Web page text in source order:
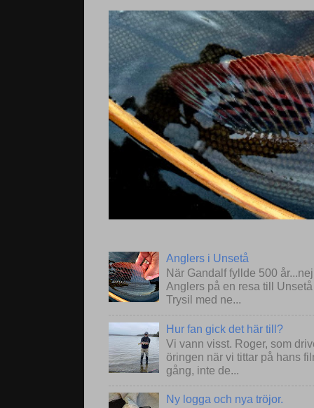
Anglers i Unsetå
När Gandalf fyllde 500
Anglers på en resa till
Trysil med ne...
Hur fan gick det här till?
Vi vann visst. Roger, som
öringen när vi tittar på hans
gång, inte de...
Ny logga och nya tröjor.